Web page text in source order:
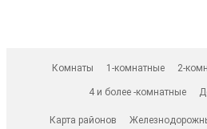
Комнаты 1-комнатные 2-
4 и более -комнатные
Карта районов